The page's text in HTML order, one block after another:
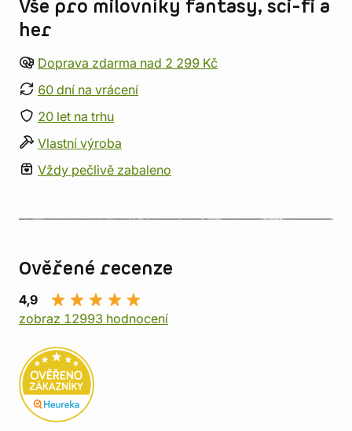
Vše pro milovníky fantasy, sci-fi a
her
Doprava zdarma nad 2 299 Kč
60 dní na vrácení
20 let na trhu
Vlastní výroba
Vždy pečlivě zabaleno
Ověřené recenze
4,9
zobraz 12993 hodnocení